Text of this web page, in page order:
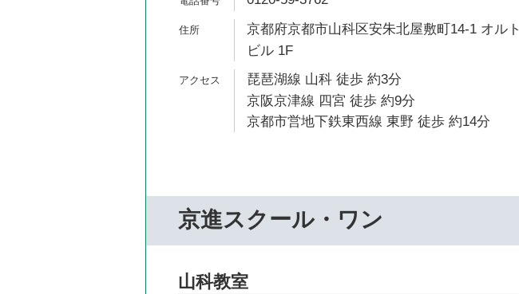
京都府京都市山科区安朱北屋敷町14-1 オルト
ビル 1F
琵琶湖線 山科 徒歩 約3分
京阪京津線 四宮 徒歩 約9分
京都市営地下鉄東西線 東野 徒歩 約14分
京進スクール・ワン
山科教室